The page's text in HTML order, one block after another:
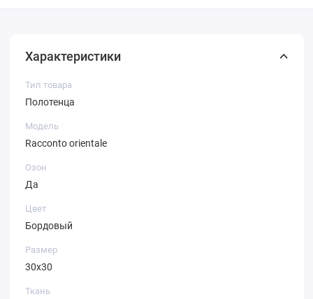
Характеристики
Тип товара
Полотенца
Модель
Racconto orientale
Озон
Да
Цвет
Бордовый
Размер
30х30
Ткань